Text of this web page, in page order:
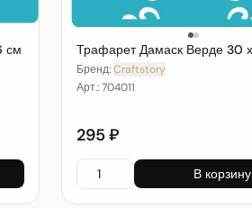
см Трафарет Дамаск Верде 30
Бренд:Craftstory
Арт.:704011
295 ₽
В корзину